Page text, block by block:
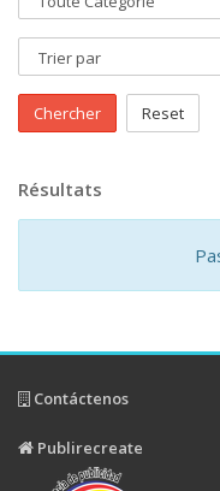
Chercher Reset
Résultats
Contáctenos
Publirecreate